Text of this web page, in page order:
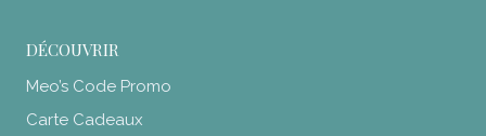
DÉCOUVRIR
Meo’s Code Promo
Carte Cadeaux